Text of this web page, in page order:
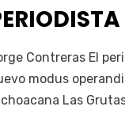
por Fernando Miranda
Contreras El
modus
Las